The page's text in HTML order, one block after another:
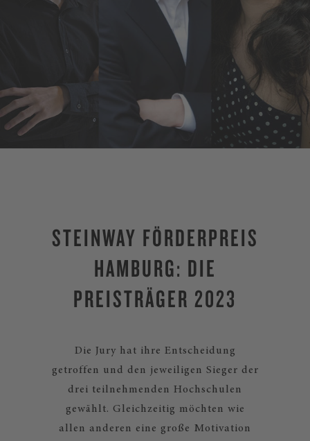
STEINWAY FÖRDERPREIS
HAMBURG: DIE
PREISTRÄGER 2023
Die Jury hat ihre Entscheidung
getroffen und den jeweiligen Sieger der
drei teilnehmenden Hochschulen
gewählt. Gleichzeitig möchten wie
allen anderen eine große Motivation